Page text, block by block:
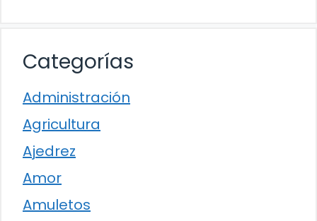
Categorías
Administración
Agricultura
Ajedrez
Amor
Amuletos